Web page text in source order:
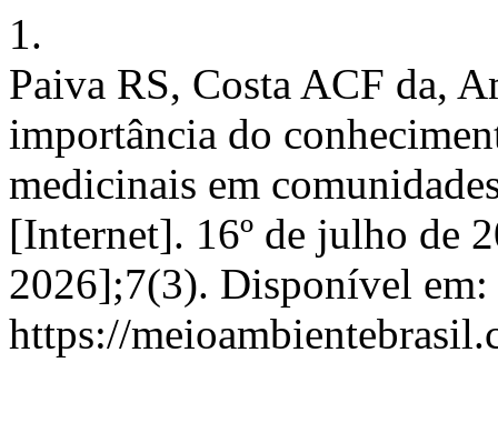
1.
Paiva RS, Costa ACF da,
importância do
medicinais em
[Internet]. 16º de julho de
2026];7(3). Disponível em:
https://